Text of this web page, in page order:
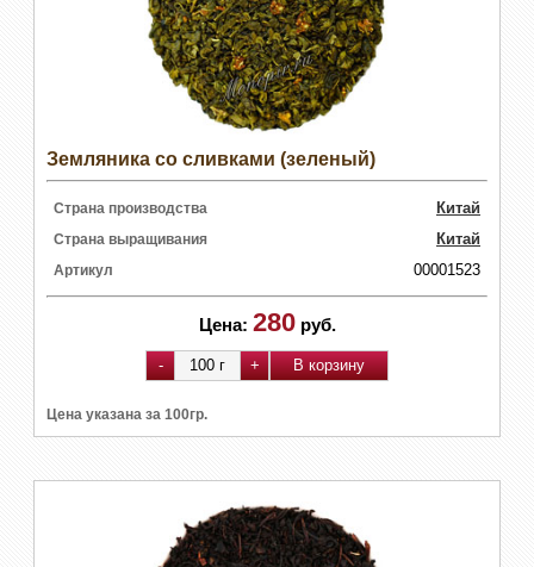
Земляника со сливками (зеленый)
Страна производства Китай
Страна выращивания Китай
Артикул 00001523
Цена: 280 руб.
Цена указана за 100гр.